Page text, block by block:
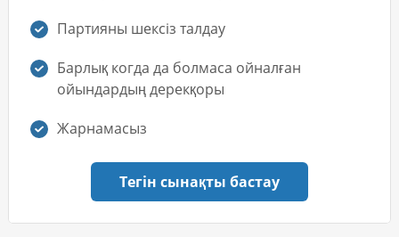
Партияны шексіз талдау
Барлық когда да болмаса ойналған
ойындардың дерекқоры
Жарнамасыз
Тегін сынақты бастау